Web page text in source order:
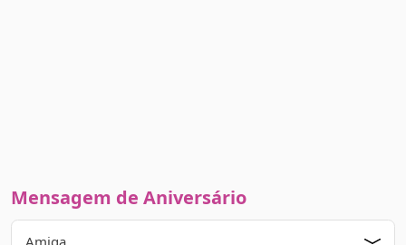
Mensagem de Aniversário
Amiga